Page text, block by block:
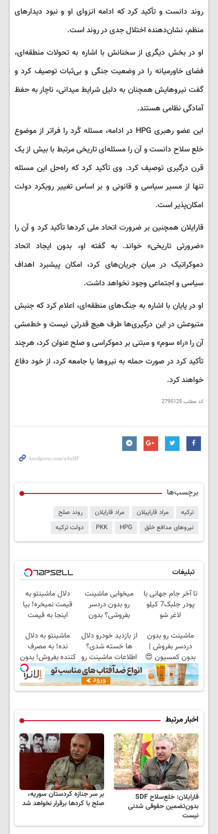
روند دانست و تأکید کرد که ادامه انزوای او و نبود دیدارهای
منظم، نشان‌دهنده اختلال جدی در روند است.
او در بخش دیگری از سخنانش با اشاره به تحولات منطقه‌ای،
فضای خاورمیانه را در وضعیت جنگی و بی‌ثبات توصیف کرد و
گفت نیروهایش همچنان به دلیل شرایط میدانی، ناچار به حفظ
آمادگی نظامی هستند.
این عضو رهبری HPG در ادامه، مسئله کُرد را فراتر از موضوع
خلع سلاح دانست و آن را مسئله‌ای تاریخی مرتبط با بیش از یک
قرن درگیری توصیف کرد. وی تأکید کرد که راه‌حل این مسئله
تنها از مسیر سیاسی و قانونی و بر اساس تغییر رویکرد دولت
امکان‌پذیر است.
قارایلان همچنین بر ضرورت اتحاد ملی کردها تأکید کرد و آن را
«ضرورتی تاریخی» خواند. به گفته او، بدون ایجاد اتحاد
دموکراتیک در میان جریان‌های کرد، امکان پیشبرد اهداف
سیاسی و اجتماعی وجود نخواهد داشت.
او در پایان با اشاره به جنگ‌های منطقه‌ای، اعلام کرد که جنبش
متبوعش در این درگیری‌ها طرف هیچ قدرتی نیست و خط‌مشی
آن را «راه سوم» و مبتنی بر دموکراسی و صلح عنوان کرد، هرچند
تأکید کرد در صورت حمله به نیروها یا جامعه کرد، از خود دفاع
خواهند کرد.
کد مطلب2795125
برچسب‌ها
ترکیه مراد قاراییلان مراد قارایلان
روند صلح
نیروهای مدافع خلق
HPG
PKK دولت ترکیه
تبلیغات
تا آخر جام جهانی با
پودر جلبک7 کیلو
لاغر شو
میخوایی ماشینت
رو بدون دردسر
بفروشی؟ بدون
دلال ماشینتو به
قیمت نمیخره! بیا
اینجا به قیمت
واقعی*
ماشینت رو بدون
دردسر بفروش |
بدون کمسیون 😍
از بازدید خودرو دلال
ها خسته شدی؟
اطلاعات ماشینت رو
اینجا ثبت کن
ماشینتو به دلال
نده! به مصرف
کننده بفروش! بدون
پاسخ به یک تماس
اخبار مرتبط
قارایلان: خلع‌سلاح SDF
بدون‌تضمین حقوقی شدنی
نیست
بر سر جنازه کردستان سوریه،
صلح با کردها برقرار نخواهد شد